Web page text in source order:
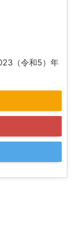
（令和5）年